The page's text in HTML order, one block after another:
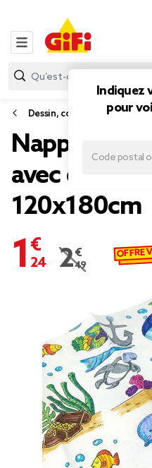
Indiquez
pour
Dessin, coloriage et
Nappe en
avec 6
120x180cm
1,24 €
Prix remisé
2,49 € OFFRE